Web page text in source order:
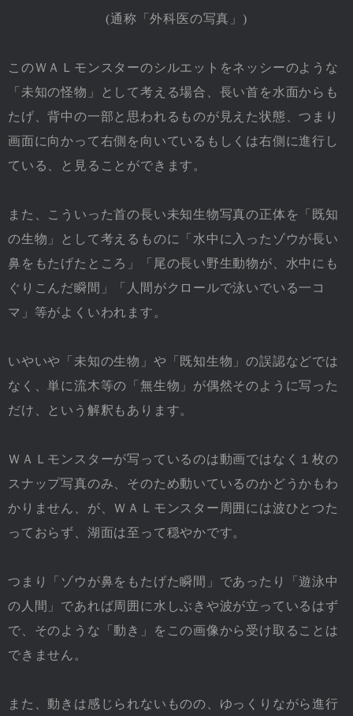
(通称「外科医の写真」)
このＷＡＬモンスターのシルエットをネッシーのような
「未知の怪物」として考える場合、長い首を水面からも
たげ、背中の一部と思われるものが見えた状態、つまり
画面に向かって右側を向いているもしくは右側に進行し
ている、と見ることができます。
また、こういった首の長い未知生物写真の正体を「既知
の生物」として考えるものに「水中に入ったゾウが長い
鼻をもたげたところ」「尾の長い野生動物が、水中にも
ぐりこんだ瞬間」「人間がクロールで泳いでいる一コ
マ」等がよくいわれます。
いやいや「未知の生物」や「既知生物」の誤認などでは
なく、単に流木等の「無生物」が偶然そのように写った
だけ、という解釈もあります。
ＷＡＬモンスターが写っているのは動画ではなく１枚の
スナップ写真のみ、そのため動いているのかどうかもわ
かりません、が、ＷＡＬモンスター周囲には波ひとつた
っておらず、湖面は至って穏やかです。
つまり「ゾウが鼻をもたげた瞬間」であったり「遊泳中
の人間」であれば周囲に水しぶきや波が立っているはず
で、そのような「動き」をこの画像から受け取ることは
できません。
また、動きは感じられないものの、ゆっくりながら進行